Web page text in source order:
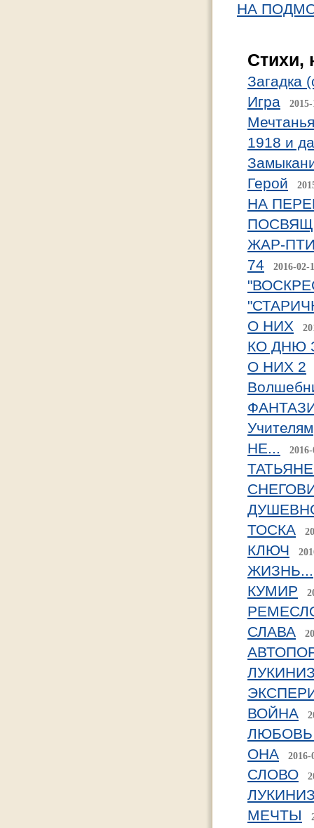
НА
Стихи,
Загадка
Игра
Мечтанья
1918 и
Герой
НА
ЖАР-
74
2016-02-
О НИХ
КО ДНЮ
О НИХ 2
Учителям
НЕ...
ТОСКА
КЛЮЧ
ЖИЗНЬ...
КУМИР
СЛАВА
ВОЙНА
ЛЮБОВЬ
ОНА
2016-
СЛОВО
МЕЧТЫ